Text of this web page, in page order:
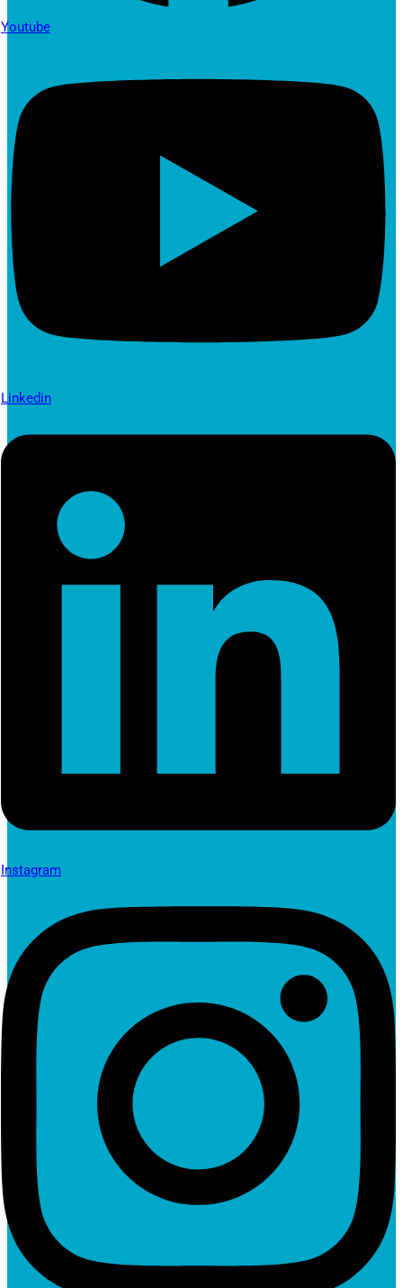
Youtube
Linkedin
Instagram